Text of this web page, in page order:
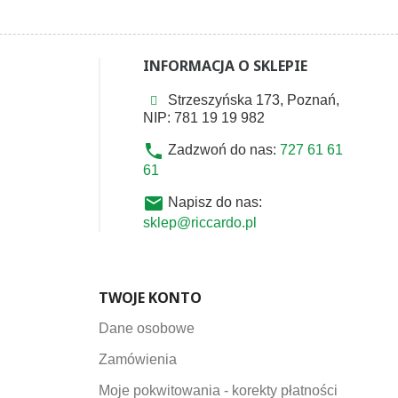
INFORMACJA O SKLEPIE
Strzeszyńska 173, Poznań,
NIP: 781 19 19 982
phone Zadzwoń do nas: 727 61 61
61
email Napisz do nas:
sklep@riccardo.pl
TWOJE KONTO
Dane osobowe
Zamówienia
Moje pokwitowania - korekty płatności